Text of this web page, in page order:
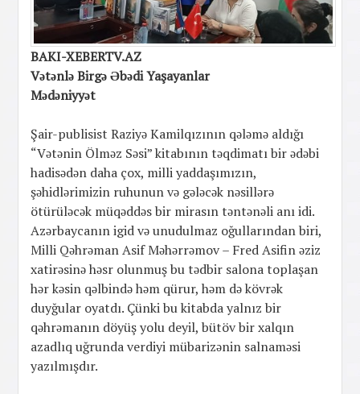
BAKI-XEBERTV.AZ
Vətənlə Birgə Əbədi Yaşayanlar
Mədəniyyət
Şair-publisist Raziyə Kamilqızının qələmə aldığı
“Vətənin Ölməz Səsi” kitabının təqdimatı bir ədəbi
hadisədən daha çox, milli yaddaşımızın,
şəhidlərimizin ruhunun və gələcək nəsillərə
ötürüləcək müqəddəs bir mirasın təntənəli anı idi.
Azərbaycanın igid və unudulmaz oğullarından biri,
Milli Qəhrəman Asif Məhərrəmov – Fred Asifin əziz
xatirəsinə həsr olunmuş bu tədbir salona toplaşan
hər kəsin qəlbində həm qürur, həm də kövrək
duyğular oyatdı. Çünki bu kitabda yalnız bir
qəhrəmanın döyüş yolu deyil, bütöv bir xalqın
azadlıq uğrunda verdiyi mübarizənin salnaməsi
yazılmışdır.